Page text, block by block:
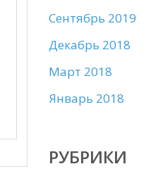
Сентябрь 2019
Декабрь 2018
Март 2018
Январь 2018
РУБРИКИ